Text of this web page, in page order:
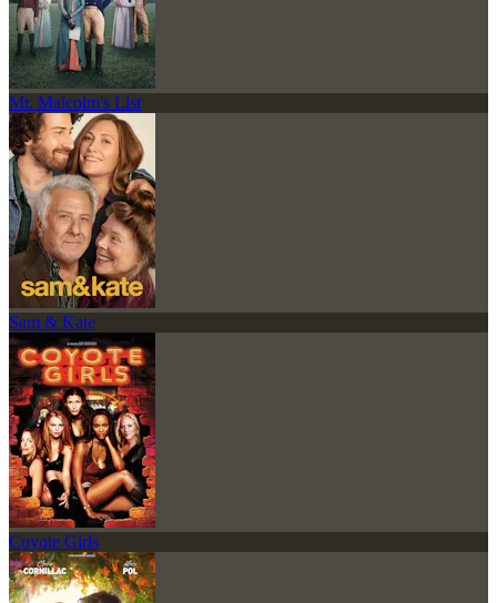
Mr. Malcolm's List
Sam & Kate
Coyote Girls